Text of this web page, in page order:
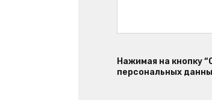
Нажимая на кнопку
персональных